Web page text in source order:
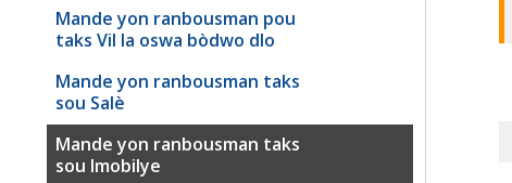
Mande yon ranbousman pou
taks Vil la oswa bòdwo dlo
Mande yon ranbousman taks
sou Salè
Mande yon ranbousman taks
sou Imobilye